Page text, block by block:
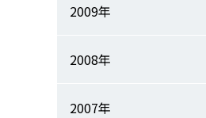
2009年
2008年
2007年